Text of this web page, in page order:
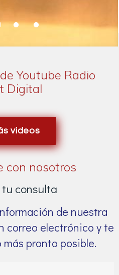
Youtube Radio
Digital
videos
con nosotros
tu consulta
de nuestra
correo electrónico y te
pronto posible.